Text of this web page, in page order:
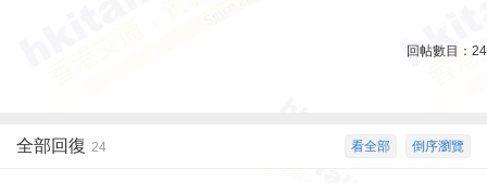
回帖數目： 24
倒序瀏覽
看全部
全部回復 24